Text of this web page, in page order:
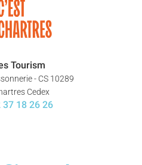
Tourism
- CS 10289
Cedex
18 26 26